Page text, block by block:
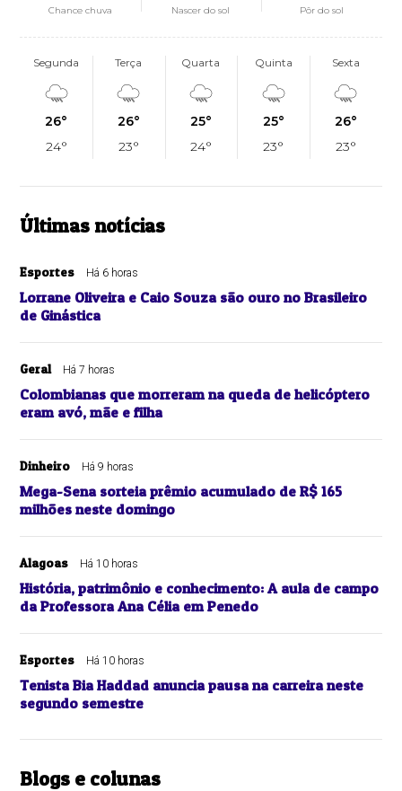
Chance chuva Nascer do sol Pôr do sol
Segunda
26°
24°
Terça
26°
23°
Quarta
25°
24°
Quinta
25°
23°
Sexta
26°
23°
Últimas notícias
Esportes Há 6 horas
Lorrane Oliveira e Caio Souza são ouro no Brasileiro
de Ginástica
Geral Há 7 horas
Colombianas que morreram na queda de helicóptero
eram avó, mãe e filha
Dinheiro Há 9 horas
Mega-Sena sorteia prêmio acumulado de R$ 165
milhões neste domingo
Alagoas Há 10 horas
História, patrimônio e conhecimento: A aula de campo
da Professora Ana Célia em Penedo
Esportes Há 10 horas
Tenista Bia Haddad anuncia pausa na carreira neste
segundo semestre
Blogs e colunas